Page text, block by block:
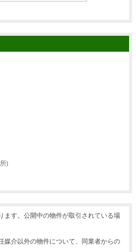
)
ます。公開中の物件が取引されている場
媒介以外の物件について、同業者からの